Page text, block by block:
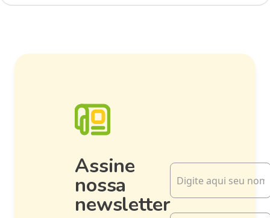
Assine
nossa
newsletter